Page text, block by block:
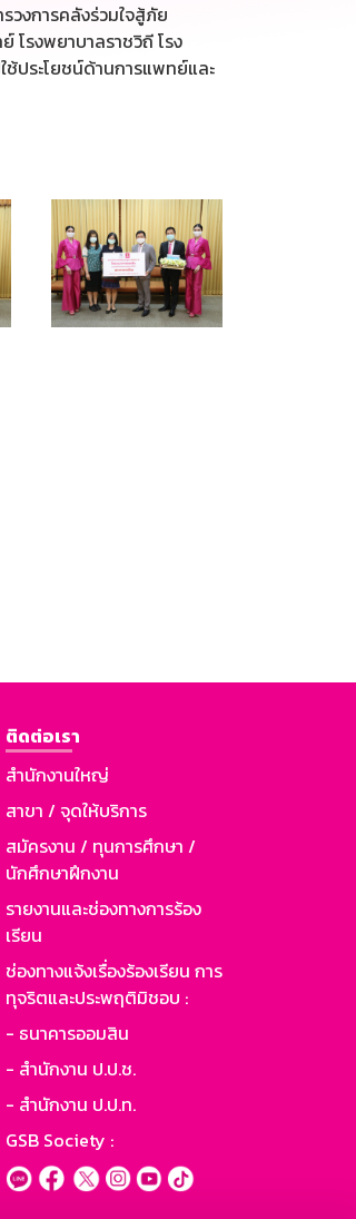
วงการคลังร่วมใจสู้ภัย
โรงพยาบาลราชวิถี โรง
ประโยชน์ด้านการแพทย์และ
ติดต่อเรา
สำนักงานใหญ่
สาขา / จุดให้บริการ
สมัครงาน / ทุนการศึกษา /
นักศึกษาฝึกงาน
รายงานและช่องทางการร้อง
เรียน
ช่องทางแจ้งเรื่องร้องเรียน การ
ทุจริตและประพฤติมิชอบ :
- ธนาคารออมสิน
- สำนักงาน ป.ป.ช.
- สำนักงาน ป.ป.ท.
GSB Society :